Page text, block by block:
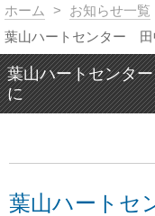
ホーム > お知らせ一覧
葉山ハートセンター
葉山ハートセンタ
に
葉山ハートセ